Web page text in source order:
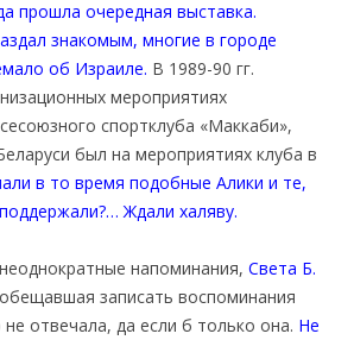
прошла очередная выставка.
знакомым, многие в городе
об Израиле. В 1989-90 гг.
мероприятиях
спортклуба «Маккаби»,
был на мероприятиях клуба в
в то время подобные Алики и те,
Ждали халяву.
напоминания, Света Б.
записать воспоминания
отвечала, да если б только она. Не